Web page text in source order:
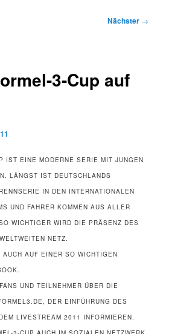
Nächster →
3-Cup auf
IST EINE MODERNE SERIE MIT JUNGEN
LÄNGST IST DEUTSCHLANDS
IN DEN INTERNATIONALEN
UND FAHRER KOMMEN AUS ALLER
WICHTIGER WIRD DIE PRÄSENZ DES
NETZ.
AUF EINER SO WICHTIGEN
UND TEILNEHMER ÜBER DIE
DER EINFÜHRUNG DES
LIVESTREAM 2011 INFORMIEREN.